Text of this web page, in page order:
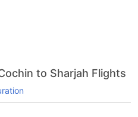
to Sharjah Flights